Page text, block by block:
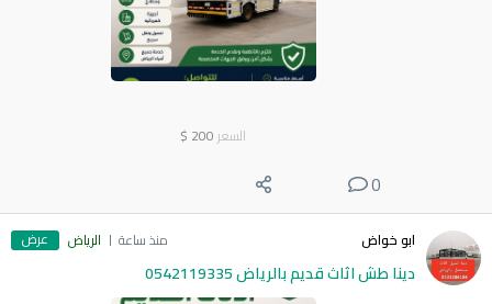
السعر 200
$
0
ابو خواض منذ ساعة الرياض عرض
دينا طش اثاث قديم بالرياض 0542119335